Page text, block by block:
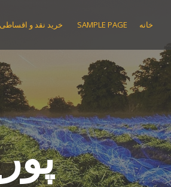
خانه SAMPLE PAGE خرید نقد و اقساطی